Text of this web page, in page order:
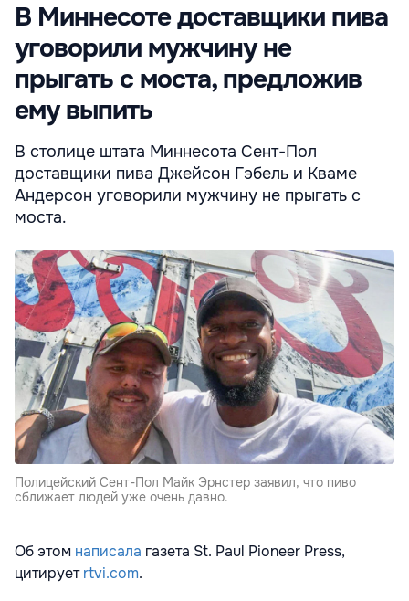
В Миннесоте доставщики пива
уговорили мужчину не
прыгать с моста, предложив
ему выпить
В столице штата Миннесота Сент-Пол
доставщики пива Джейсон Гэбель и Кваме
Андерсон уговорили мужчину не прыгать с
моста.
Полицейский Сент-Пол Майк Эрнстер заявил, что пиво
сближает людей уже очень давно.
Об этом написала газета St. Paul Pioneer Press,
цитируетrtvi.com.